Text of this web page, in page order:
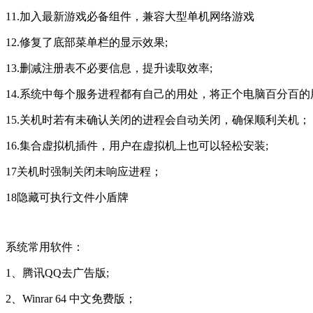
11.加入最新游戏必备组件，兼容大型单机网络游戏
12.修复了底部菜单栏的显示效果;
13.删减注册表不必要信息，提升读取效率;
14.系统中每个服务进程都有自己的用处，将正个电脑百分百的
15.关机时若有未确认关闭的进程会自动关闭，确保顺利关机；
16.集合虚拟机插件，用户在虚拟机上也可以轻松安装;
17关机时强制关闭未响应进程；
18隐藏可执行文件小盾牌
系统常用软件：
1、腾讯QQ去广告版;
2、Winrar 64 中文免费版；